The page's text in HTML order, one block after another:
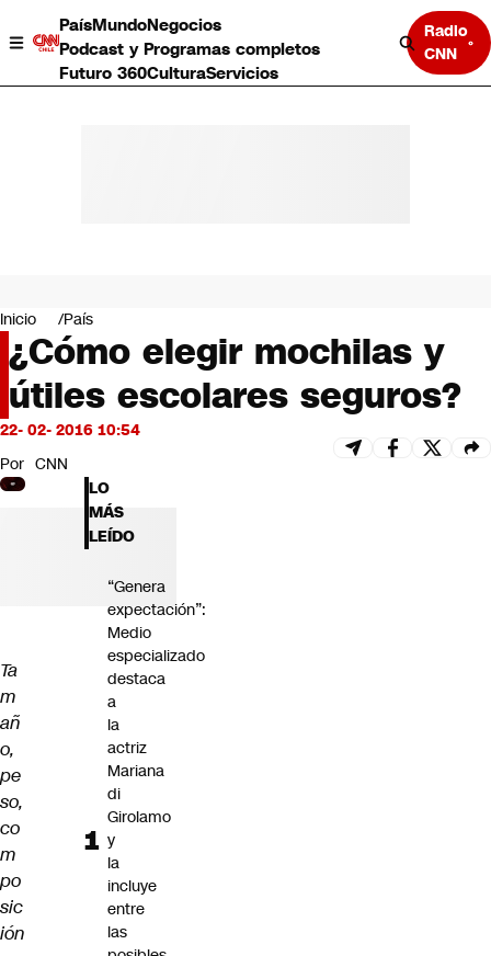
PaísMundoNegocios
Podcast y Programas completos
Futuro 360CulturaServicios
Radio
CNN
Negocios
Deportes
Programas completos
Cultura
Servicios
Bits
CNN Data
CNN tiempo
Futuro 360
Inicio País
¿Cómo elegir mochilas y
útiles escolares seguros?
22- 02- 2016 10:54
Por CNN
Ta
m
añ
o,
pe
so,
co
m
po
sic
ión
LO
MÁS
LEÍDO
“Genera
expectación”:
Medio
especializado
destaca
a
la
actriz
Mariana
di
Girolamo
y
la
incluye
entre
las